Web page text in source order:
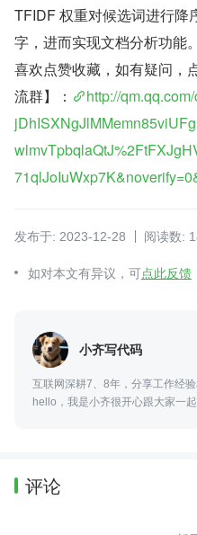
TFIDF 权重对候选词进行降
字，进而实现文档分析功能。
喜欢点赞收藏，如有疑问，
流群】：
http://
发布于: 2023-12-28 阅读数:
如对本文有异议，可点此反馈
小齐写代码
互联网深耕7、8年，分享工作经
hello，我是小齐很开心跟大家一
评论